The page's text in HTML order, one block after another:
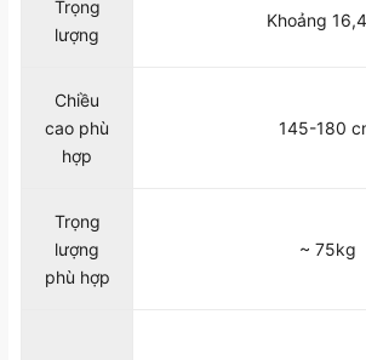
Trọng
lượng
Khoảng
Chiều
cao phù
hợp
145-180
Trọng
lượng
phù hợp
~ 75kg